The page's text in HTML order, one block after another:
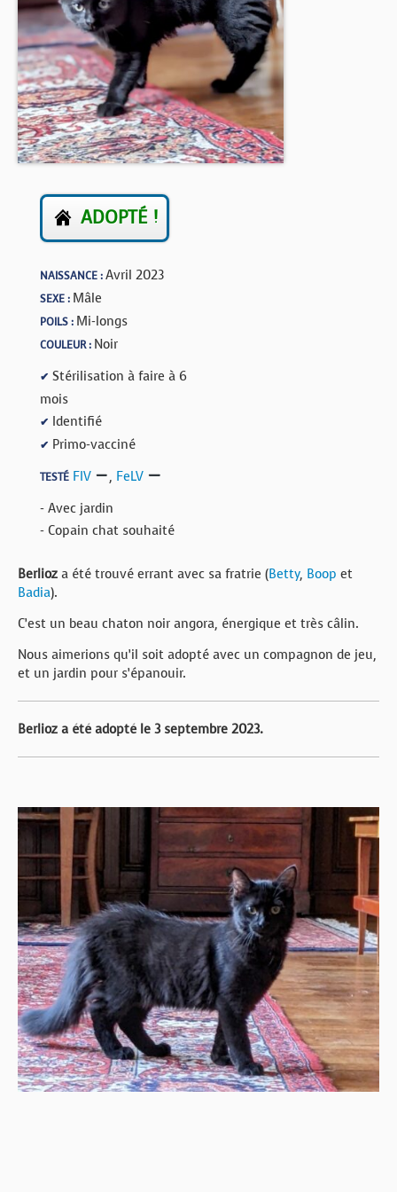
BOUTIQUE
FORUM
ADOPTÉ !
NAISSANCE :Avril 2023
SEXE : Mâle
POILS : Mi-longs
COULEUR : Noir
✔ Stérilisation à faire à 6
mois
✔ Identifié
✔ Primo-vacciné
TESTÉ FIV , FeLV
- Avec jardin
- Copain chat souhaité
Berlioz a été trouvé errant avec sa fratrie (Betty, Boop et
Badia).
C’est un beau chaton noir angora, énergique et très câlin.
Nous aimerions qu’il soit adopté avec un compagnon de jeu,
et un jardin pour s’épanouir.
Berlioz a été adopté le 3 septembre 2023.